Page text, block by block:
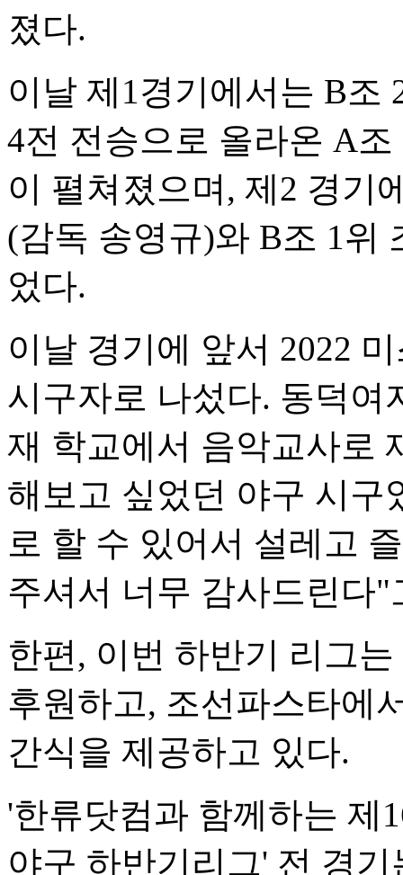
졌다.
이날 제1경기에서는 B조
4전 전승으로 올라온 A
이 펼쳐졌으며, 제2 경기
(감독 송영규)와 B조 1위
었다.
이날 경기에 앞서 2022
시구자로 나섰다. 동덕여
재 학교에서 음악교사로
해보고 싶었던 야구 시구
로 할 수 있어서 설레고
주셔서 너무 감사드린다"
한편, 이번 하반기 리그
후원하고, 조선파스타에
간식을 제공하고 있다.
'한류닷컴과 함께하는 제
야구 하반기리그' 전 경